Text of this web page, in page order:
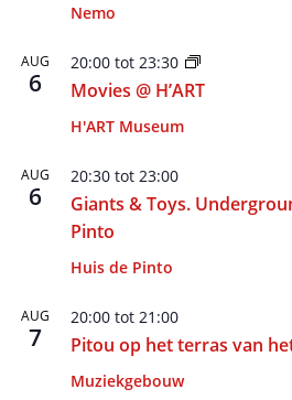
Nemo
AUG
6
20:00 tot 23:30
Movies @ H’ART
H'ART Museum
AUG
6
20:30 tot 23:00
Giants & Toys.
Pinto
Huis de Pinto
AUG
7
20:00 tot 21:00
Pitou op het terras van
Muziekgebouw